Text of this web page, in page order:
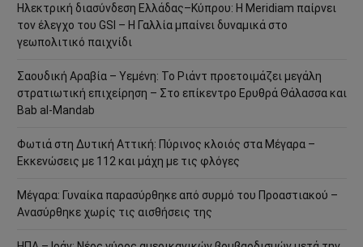
Ηλεκτρική διασύνδεση Ελλάδας–Κύπρου: Η Meridiam παίρνει
τον έλεγχο του GSI – Η Γαλλία μπαίνει δυναμικά στο
γεωπολιτικό παιχνίδι
Σαουδική Αραβία – Υεμένη: Το Ριάντ προετοιμάζει μεγάλη
στρατιωτική επιχείρηση – Στο επίκεντρο Ερυθρά Θάλασσα και
Bab al-Mandab
Φωτιά στη Δυτική Αττική: Πύρινος κλοιός στα Μέγαρα –
Εκκενώσεις με 112 και μάχη με τις φλόγες
Μέγαρα: Γυναίκα παρασύρθηκε από συρμό του Προαστιακού –
Ανασύρθηκε χωρίς τις αισθήσεις της